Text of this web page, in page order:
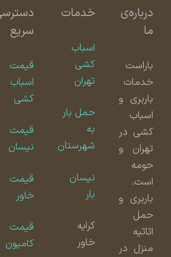
درباره‌ی
باراست
خدمات
باربری و
اسباب
کشی در
تهران و
حومه
است.
باربری و
حمل
اثاثیه
منزل در
خدمات
اسباب
کشی
تهران
حمل بار
شهرستان
نیسان
دسترسی
سریع
قیمت
اسباب
کشی
قیمت
نیسان
قیمت
قیمت
کامیون